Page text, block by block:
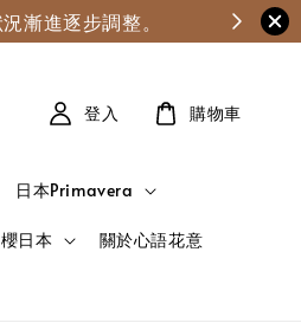
漸進逐步調整。
日本Primavera
日本 關於心語花意
登入 購物車